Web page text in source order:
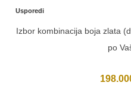
Usporedi
Izbor kombinacija boja zlata
po